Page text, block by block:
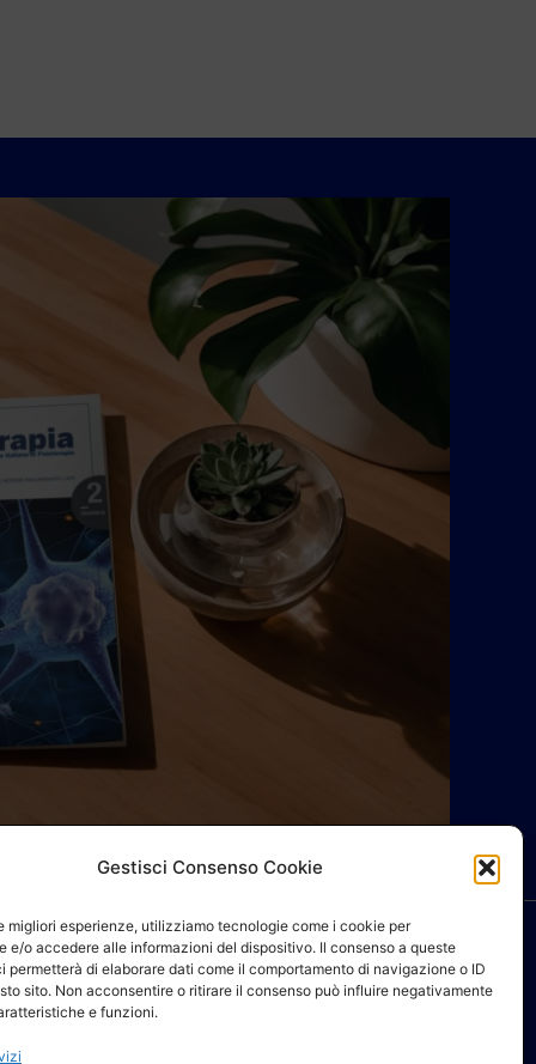
Gestisci Consenso Cookie
migliori esperienze, utilizziamo tecnologie come i cookie per
e/o accedere alle informazioni del dispositivo. Il consenso a queste
permetterà di elaborare dati come il comportamento di navigazione o ID
sito. Non acconsentire o ritirare il consenso può influire negativamente
e funzioni.